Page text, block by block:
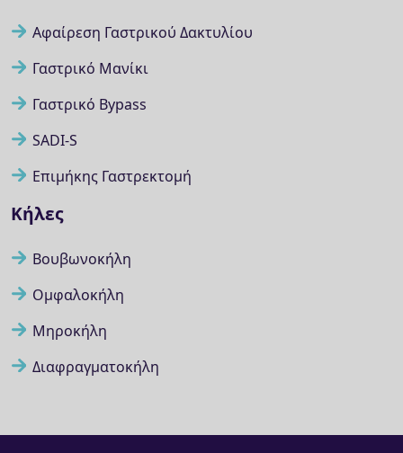
Αφαίρεση Γαστρικού Δακτυλίου
Γαστρικό Μανίκι
Γαστρικό Bypass
SADI-S
Επιμήκης Γαστρεκτομή
Κήλες
Βουβωνοκήλη
Ομφαλοκήλη
Μηροκήλη
Διαφραγματοκήλη